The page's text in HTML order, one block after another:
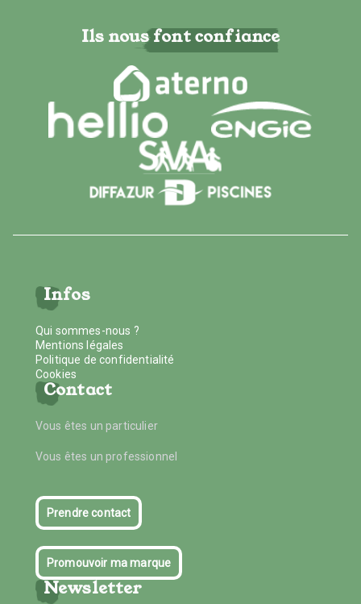
Ils nous font confiance
Infos
Qui sommes-nous ?
Mentions légales
Politique de confidentialité
Cookies
Contact
Vous êtes un particulier
Vous êtes un professionnel
Prendre contact
Promouvoir ma marque
Newsletter